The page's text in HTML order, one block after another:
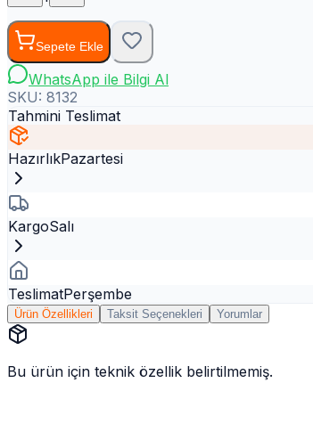
Sepete Ekle
WhatsApp ile Bilgi Al
SKU: 8132
Tahmini Teslimat
HazırlıkPazartesi
KargoSalı
TeslimatPerşembe
Ürün Özellikleri Taksit Seçenekleri Yorumlar
Bu ürün için teknik özellik belirtilmemiş.